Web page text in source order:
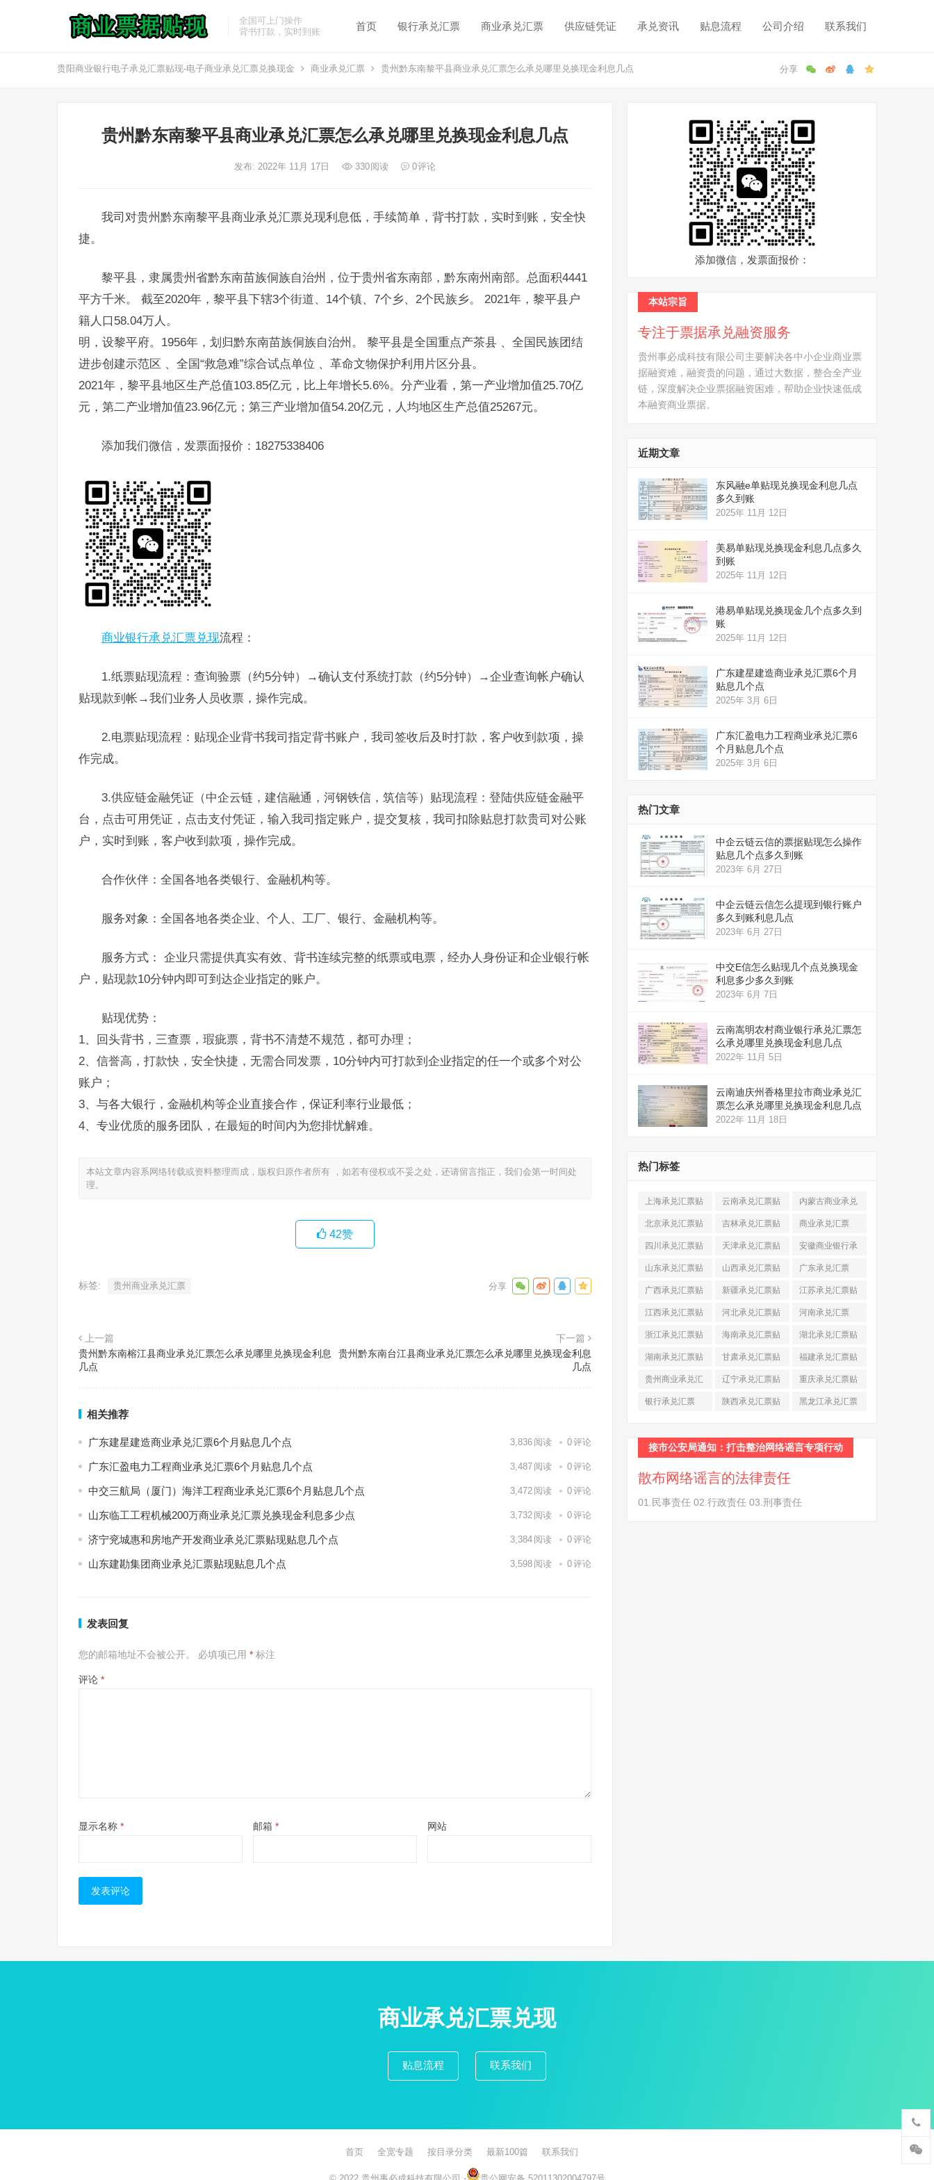
全国可上门操作
背书打款，实时到账
首页 银行承兑汇票 商业承兑汇票 供应链凭证 承兑资讯 贴息流程 公司介绍 联系我们
贵阳商业银行电子承兑汇票贴现-电子商业承兑汇票兑换现金 商业承兑汇票 贵州黔东南黎平县商业承兑汇票怎么承兑哪里兑换现金利息几点
贵州黔东南黎平县商业承兑汇票怎么承兑哪里兑换现金利息几点
发布: 2022年 11月 17日 330阅读 0评论
我司对贵州黔东南黎平县商业承兑汇票兑现利息低，手续简单，背书打款，实时到账，安全快
捷。
黎平县，隶属贵州省黔东南苗族侗族自治州，位于贵州省东南部，黔东南州南部。总面积4441
平方千米。 截至2020年，黎平县下辖3个街道、14个镇、7个乡、2个民族乡。 2021年，黎平县户
籍人口58.04万人。
明，设黎平府。1956年，划归黔东南苗族侗族自治州。 黎平县是全国重点产茶县 、全国民族团结
进步创建示范区 、全国“救急难”综合试点单位 、革命文物保护利用片区分县。
2021年，黎平县地区生产总值103.85亿元，比上年增长5.6%。分产业看，第一产业增加值25.70亿
元，第二产业增加值23.96亿元；第三产业增加值54.20亿元，人均地区生产总值25267元。
添加我们微信，发票面报价：18275338406
商业银行承兑汇票兑现流程：
1.纸票贴现流程：查询验票（约5分钟）→确认支付系统打款（约5分钟）→企业查询帐户确认
贴现款到帐→我们业务人员收票，操作完成。
2.电票贴现流程：贴现企业背书我司指定背书账户，我司签收后及时打款，客户收到款项，操
作完成。
3.供应链金融凭证（中企云链，建信融通，河钢铁信，筑信等）贴现流程：登陆供应链金融平
台，点击可用凭证，点击支付凭证，输入我司指定账户，提交复核，我司扣除贴息打款贵司对公账
户，实时到账，客户收到款项，操作完成。
合作伙伴：全国各地各类银行、金融机构等。
服务对象：全国各地各类企业、个人、工厂、银行、金融机构等。
服务方式： 企业只需提供真实有效、背书连续完整的纸票或电票，经办人身份证和企业银行帐
户，贴现款10分钟内即可到达企业指定的账户。
贴现优势：
1、回头背书，三查票，瑕疵票，背书不清楚不规范，都可办理；
2、信誉高，打款快，安全快捷，无需合同发票，10分钟内可打款到企业指定的任一个或多个对公
账户；
3、与各大银行，金融机构等企业直接合作，保证利率行业最低；
4、专业优质的服务团队，在最短的时间内为您排忧解难。
本站文章内容系网络转载或资料整理而成，版权归原作者所有 ，如若有侵权或不妥之处，还请留言指正，我们会第一时间处
理。
42赞
标签: 贵州商业承兑汇票
上一篇
贵州黔东南榕江县商业承兑汇票怎么承兑哪里兑换现金利息
几点
下一篇
贵州黔东南台江县商业承兑汇票怎么承兑哪里兑换现金利息
几点
相关推荐
广东建星建造商业承兑汇票6个月贴息几个点 3,836 阅读 0评论
广东汇盈电力工程商业承兑汇票6个月贴息几个点 3,487 阅读 0评论
中交三航局（厦门）海洋工程商业承兑汇票6个月贴息几个点 3,472 阅读 0评论
山东临工工程机械200万商业承兑汇票兑换现金利息多少点 3,732 阅读 0评论
济宁兖城惠和房地产开发商业承兑汇票贴现贴息几个点 3,384 阅读 0评论
山东建勘集团商业承兑汇票贴现贴息几个点 3,598 阅读 0评论
发表回复
您的邮箱地址不会被公开。 必填项已用 * 标注
评论 *
显示名称 * 邮箱 * 网站
添加微信，发票面报价：
本站宗旨
专注于票据承兑融资服务
贵州事必成科技有限公司主要解决各中小企业商业票
据融资难，融资贵的问题，通过大数据，整合全产业
链，深度解决企业票据融资困难，帮助企业快速低成
本融资商业票据。
近期文章
东风融e单贴现兑换现金利息几点
多久到账
2025年 11月 12日
美易单贴现兑换现金利息几点多久
到账
2025年 11月 12日
港易单贴现兑换现金几个点多久到
账
2025年 11月 12日
广东建星建造商业承兑汇票6个月
贴息几个点
2025年 3月 6日
广东汇盈电力工程商业承兑汇票6
个月贴息几个点
2025年 3月 6日
热门文章
中企云链云信的票据贴现怎么操作
贴息几个点多久到账
2023年 6月 27日
中企云链云信怎么提现到银行账户
多久到账利息几点
2023年 6月 27日
中交E信怎么贴现几个点兑换现金
利息多少多久到账
2023年 6月 7日
云南嵩明农村商业银行承兑汇票怎
么承兑哪里兑换现金利息几点
2022年 11月 5日
云南迪庆州香格里拉市商业承兑汇
票怎么承兑哪里兑换现金利息几点
2022年 11月 18日
热门标签
上海承兑汇票贴
现(520)
云南承兑汇票贴
现(324)
内蒙古商业承兑
汇票(316)
北京承兑汇票贴
现 (912)
吉林承兑汇票贴
现(123)
商业承兑汇票
(225)
四川承兑汇票贴
现(790)
天津承兑汇票贴
现(242)
安徽商业银行承
兑汇票 (565)
山东承兑汇票贴
现(874)
山西承兑汇票贴
现(463)
广东承兑汇票
(979)
广西承兑汇票贴
现(278)
新疆承兑汇票贴
现(264)
江苏承兑汇票贴
现(774)
江西承兑汇票贴
现(366)
河北承兑汇票贴
现(374)
河南承兑汇票
(518)
浙江承兑汇票贴
现(691)
海南承兑汇票贴
现(145)
湖北承兑汇票贴
现(587)
湖南承兑汇票贴
现(453)
甘肃承兑汇票贴
现(194)
福建承兑汇票贴
现(945)
贵州商业承兑汇
票(284)
辽宁承兑汇票贴
现(344)
重庆承兑汇票贴
现(232)
银行承兑汇票
陕西承兑汇票贴
黑龙江承兑汇票
接市公安局通知：打击整治网络谣言专项行动
散布网络谣言的法律责任
01.民事责任 02.行政责任 03.刑事责任
商业承兑汇票兑现
贴息流程 联系我们
首页 全宽专题 按目录分类 最新100篇 联系我们